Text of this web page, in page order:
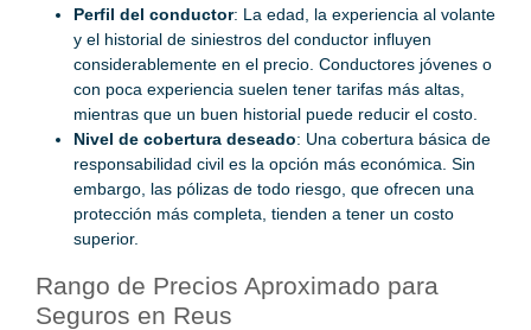
Perfil del conductor: La edad, la experiencia al volante
y el historial de siniestros del conductor influyen
considerablemente en el precio. Conductores jóvenes o
con poca experiencia suelen tener tarifas más altas,
mientras que un buen historial puede reducir el costo.
Nivel de cobertura deseado: Una cobertura básica de
responsabilidad civil es la opción más económica. Sin
embargo, las pólizas de todo riesgo, que ofrecen una
protección más completa, tienden a tener un costo
superior.
Rango de Precios Aproximado para
Seguros en Reus